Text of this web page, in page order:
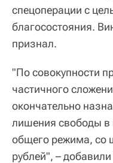
спецоперации с
благосостояния.
признал.
"По совокупности
частичного
окончательно
лишения свободы в
общего режима, со
рублей", – добавили